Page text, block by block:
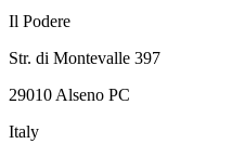
Il Podere
Str. di Montevalle 397
29010 Alseno PC
Italy